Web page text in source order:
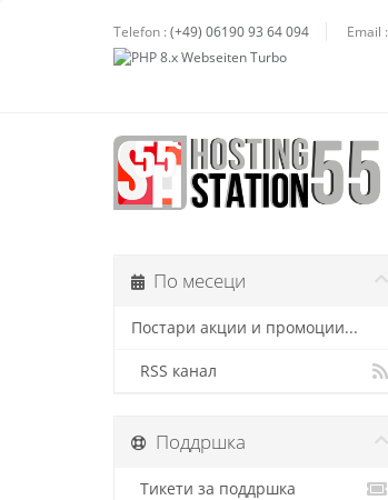
Telefon : (+49) 06190 93 64 094 Email :
По месеци
Постари акции и промоции...
RSS канал
Поддршка
Тикети за поддршка